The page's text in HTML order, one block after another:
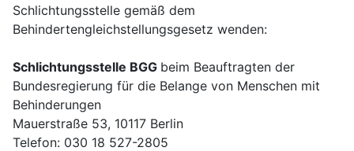
Schlichtungsstelle gemäß dem
Behindertengleichstellungsgesetz wenden:
Schlichtungsstelle BGG beim Beauftragten der
Bundesregierung für die Belange von Menschen mit
Behinderungen
Mauerstraße 53, 10117 Berlin
Telefon: 030 18 527-2805